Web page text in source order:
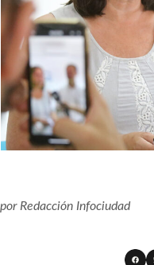
porRedacción Infociudad